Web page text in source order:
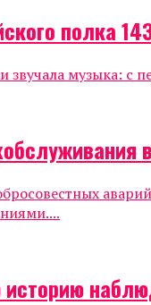
полка
музыка: с